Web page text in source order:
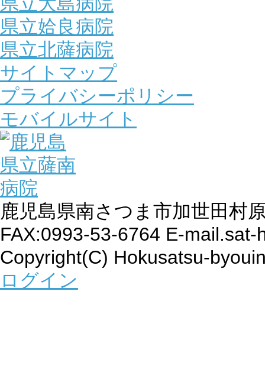
県立姶良病院
県立北薩病院
サイトマップ
プライバシーポリシー
モバイルサイト
鹿児島県南さつま市加世田
FAX:0993-53-6764 E-
Copyright(C) Hokusatsu-
ログイン